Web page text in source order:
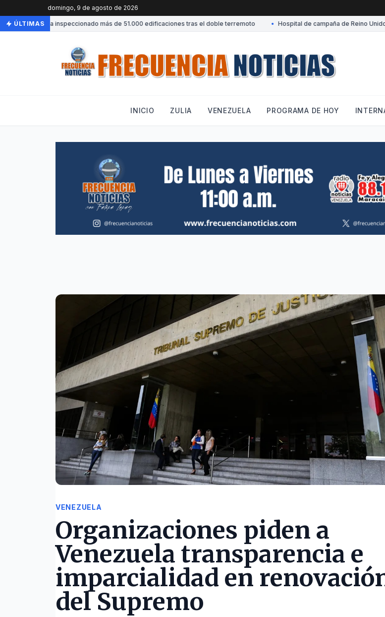
domingo, 9 de agosto de 2026
ÚLTIMAS
Venezuela ha inspeccionado más de 51.000 edificaciones tras el doble terremoto Hospital de campaña de Reino Unido
INICIO ZULIA VENEZUELA PROGRAMA DE HOY
VENEZUELA
Organizaciones piden a
Venezuela transparencia e
imparcialidad en
del Supremo